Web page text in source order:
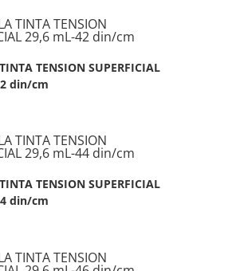
TENSION SUPERFICIAL
din/cm
TENSION SUPERFICIAL
din/cm